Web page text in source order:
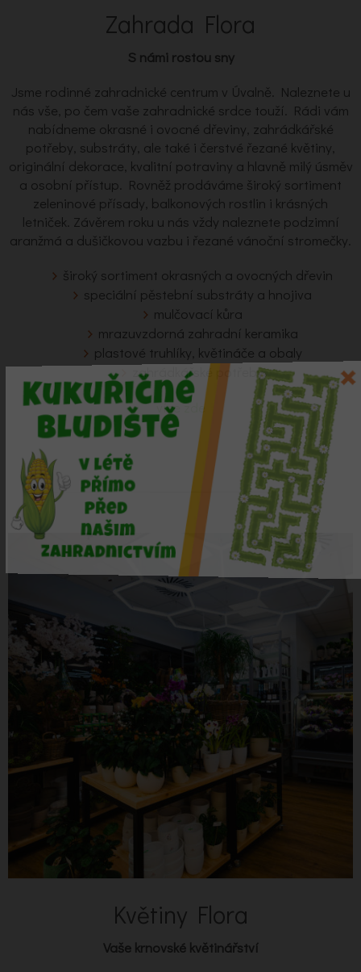
Zahrada Flora
S námi rostou sny
Jsme rodinné zahradnické centrum v Úvalně. Naleznete u
nás vše, po čem vaše zahradnické srdce touží. Rádi vám
nabídneme okrasné i ovocné dřeviny, zahrádkářské
potřeby, substráty, ale také i čerstvé řezané květiny,
originální dekorace, kvalitní potraviny a hlavně milý úsměv
a osobní přístup. Rovněž prodáváme široký sortiment
zeleninové přísady, balkonových rostlin i krásných
letniček. Závěrem roku u nás vždy naleznete podzimní
aranžmá a dušičkovou vazbu i řezané vánoční stromečky.
široký sortiment okrasných a ovocných dřevin
speciální pěstební substráty a hnojiva
mulčovací kůra
mrazuvzdorná zahradní keramika
plastové truhlíky, květináče a obaly
zahrádkářské potřeby
více zde
Květiny Flora
Vaše krnovské květinářství